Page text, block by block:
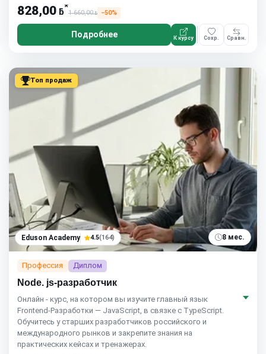
828,00 ƃ*
1 660,00ƃ −50%
Подробнее К курсу Сохр. Сравн.
Топ продаж
Eduson Academy 4.5(164) 8 мес.
Профессия Диплом
Node. js-разработчик
Онлайн - курс, на котором вы изучите главный язык
Frontend-Разработки — JavaScript, в связке с TypeScript.
Обучитесь у старших разработчиков российского и
международного рынков и закрепите знания на
практических кейсах и тренажерах.